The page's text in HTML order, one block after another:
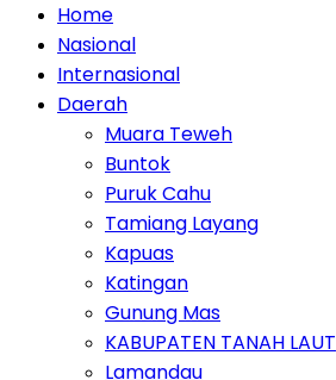
Home
Nasional
Internasional
Daerah
Muara Teweh
Buntok
Puruk Cahu
Tamiang Layang
Kapuas
Katingan
Gunung Mas
KABUPATEN TANAH LAUT
Lamandau